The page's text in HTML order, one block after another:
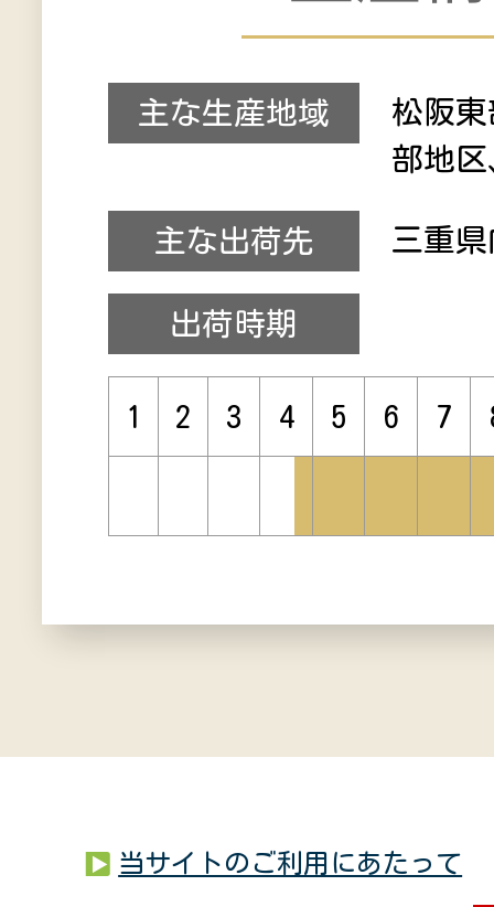
主な生産地域
松阪
部地
主な出荷先 三重
出荷時期
1 2 3 4 5 6 7
当サイトのご利用にあたって